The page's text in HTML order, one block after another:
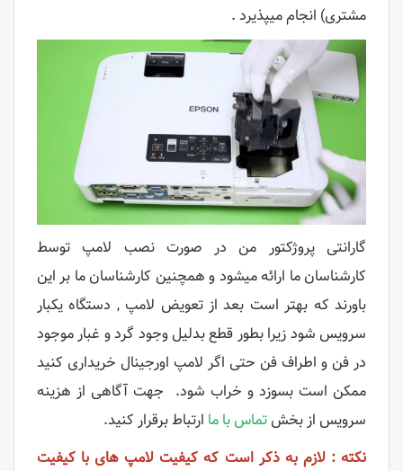
مشتری) انجام میپذیرد .
گارانتی پروژکتور من در صورت نصب لامپ توسط
کارشناسان ما ارائه میشود و همچنین کارشناسان ما بر این
باورند که بهتر است بعد از تعویض لامپ , دستگاه یکبار
سرویس شود زیرا بطور قطع بدلیل وجود گرد و غبار موجود
در فن و اطراف فن حتی اگر لامپ اورجینال خریداری کنید
ممکن است بسوزد و خراب شود. جهت آگاهی از هزینه
سرویس از بخشتماس با ما ارتباط برقرار کنید.
نکته : لازم به ذکر است که کیفیت لامپ های با کیفیت